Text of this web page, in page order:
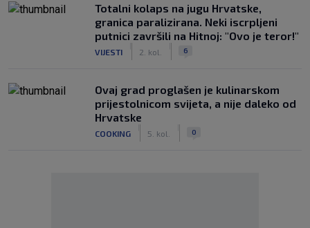
Totalni kolaps na jugu Hrvatske,
granica paralizirana. Neki iscrpljeni
putnici završili na Hitnoj: "Ovo je teror!"
VIJESTI 2. kol. 6
Ovaj grad proglašen je kulinarskom
prijestolnicom svijeta, a nije daleko od
Hrvatske
COOKING 5. kol. 0